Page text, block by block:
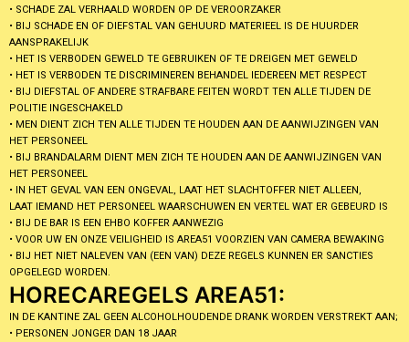
• SCHADE ZAL VERHAALD WORDEN OP DE VEROORZAKER
• BIJ SCHADE EN OF DIEFSTAL VAN GEHUURD MATERIEEL IS DE HUURDER
AANSPRAKELIJK
• HET IS VERBODEN GEWELD TE GEBRUIKEN OF TE DREIGEN MET GEWELD
• HET IS VERBODEN TE DISCRIMINEREN BEHANDEL IEDEREEN MET RESPECT
• BIJ DIEFSTAL OF ANDERE STRAFBARE FEITEN WORDT TEN ALLE TIJDEN DE
POLITIE INGESCHAKELD
• MEN DIENT ZICH TEN ALLE TIJDEN TE HOUDEN AAN DE AANWIJZINGEN VAN
HET PERSONEEL
• BIJ BRANDALARM DIENT MEN ZICH TE HOUDEN AAN DE AANWIJZINGEN VAN
HET PERSONEEL
• IN HET GEVAL VAN EEN ONGEVAL, LAAT HET SLACHTOFFER NIET ALLEEN,
LAAT IEMAND HET PERSONEEL WAARSCHUWEN EN VERTEL WAT ER GEBEURD IS
• BIJ DE BAR IS EEN EHBO KOFFER AANWEZIG
• VOOR UW EN ONZE VEILIGHEID IS AREA51 VOORZIEN VAN CAMERA BEWAKING
• BIJ HET NIET NALEVEN VAN (EEN VAN) DEZE REGELS KUNNEN ER SANCTIES
OPGELEGD WORDEN.
HORECAREGELS AREA51:
IN DE KANTINE ZAL GEEN ALCOHOLHOUDENDE DRANK WORDEN VERSTREKT AAN;
• PERSONEN JONGER DAN 18 JAAR